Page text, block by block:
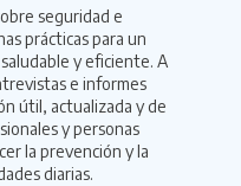
seguridad e
prácticas para un
y eficiente. A
e informes
útil, actualizada y de
y personas
la prevención y la
diarias.